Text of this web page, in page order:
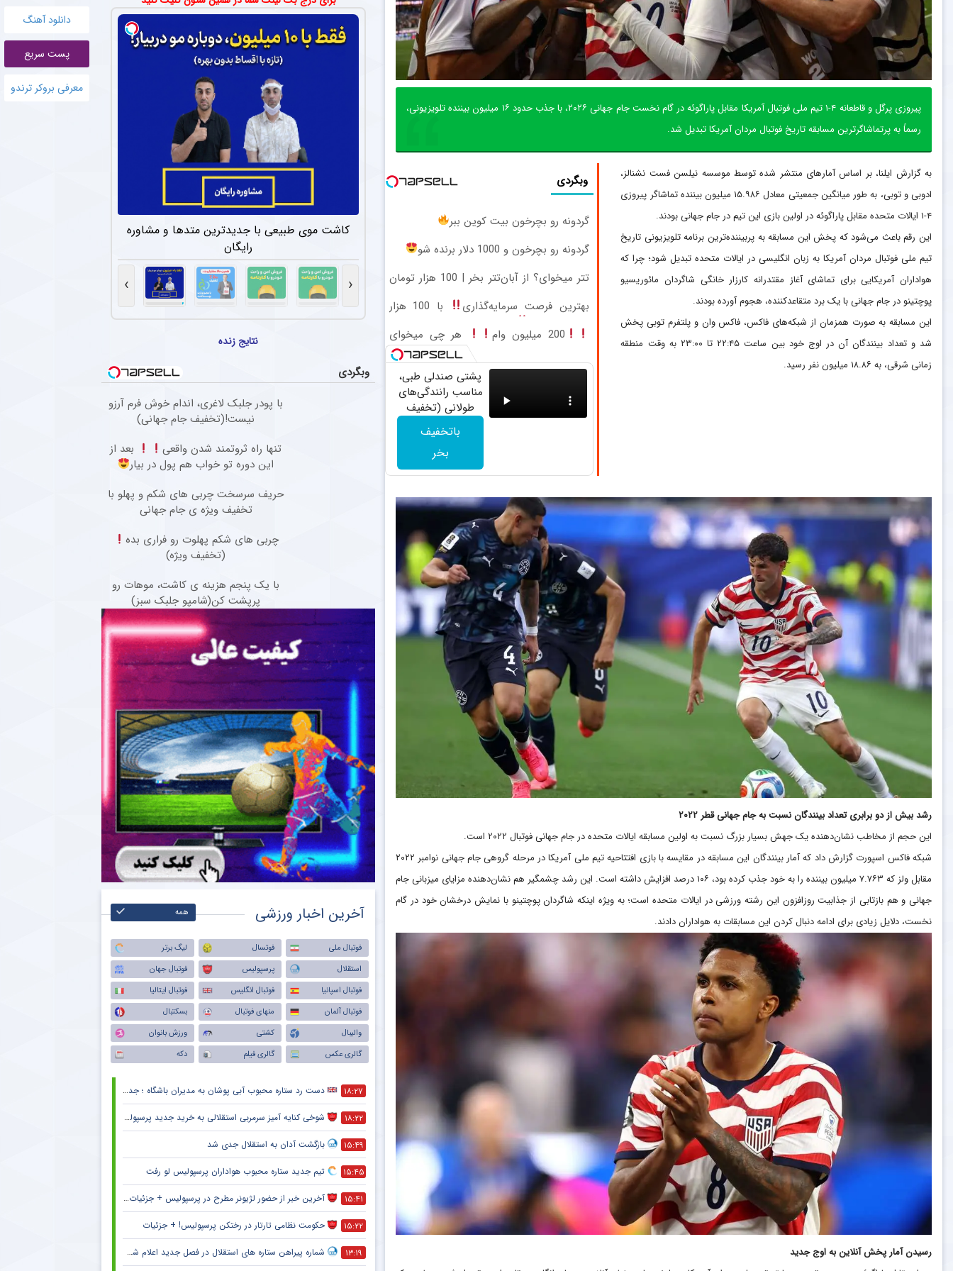
دانلود آهنگ
پست سریع
معرفی بروکر ترندو
پیروزی پرگل و قاطعانه ۴-۱ تیم ملی فوتبال آمریکا مقابل پاراگوئه در گام نخست جام جهانی ۲۰۲۶، با جذب حدود ۱۶ میلیون بیننده تلویزیونی،
رسماً به پرتماشاگرترین مسابقه تاریخ فوتبال مردان آمریکا تبدیل شد.
وبگردی
گردونه رو بچرخون بیت کوین ببر
گردونه رو بچرخون و 1000 دلار برنده شو
تتر میخوای؟ از آبان‌تتر بخر | 100 هزار تومان
بهترین فرصت سرمایه‌گذاری
با 100 هزار
200 میلیون وام
هر چی میخوای
پشتی صندلی طبی،
مناسب رانندگی‌های
طولانی (تخفیف
ویژه تا آخر امشب)
باتخفیف
بخر
به گزارش ایلنا، بر اساس آمارهای منتشر شده توسط موسسه نیلسن فست نشنالز،
ادوبی و توبی، به طور میانگین جمعیتی معادل ۱۵.۹۸۶ میلیون بیننده تماشاگر پیروزی
۴-۱ ایالات متحده مقابل پاراگوئه در اولین بازی این تیم در جام جهانی بودند.
این رقم باعث می‌شود که پخش این مسابقه به پربیننده‌ترین برنامه تلویزیونی تاریخ
تیم ملی فوتبال مردان آمریکا به زبان انگلیسی در ایالات متحده تبدیل شود؛ چرا که
هواداران آمریکایی برای تماشای آغاز مقتدرانه کارزار خانگی شاگردان مائوریسیو
پوچتینو در جام جهانی با یک برد متقاعدکننده، هجوم آورده بودند.
این مسابقه به صورت همزمان از شبکه‌های فاکس، فاکس وان و پلتفرم توبی پخش
شد و تعداد بینندگان آن در اوج خود بین ساعت ۲۲:۴۵ تا ۲۳:۰۰ به وقت منطقه
زمانی شرقی، به ۱۸.۸۶ میلیون نفر رسید.
رشد بیش از دو برابری تعداد بینندگان نسبت به جام جهانی قطر۲۰۲۲
این حجم از مخاطب نشان‌دهنده یک جهش بسیار بزرگ نسبت به اولین مسابقه ایالات متحده در جام جهانی فوتبال ۲۰۲۲ است.
شبکه فاکس اسپورت گزارش داد که آمار بینندگان این مسابقه در مقایسه با بازی افتتاحیه تیم ملی آمریکا در مرحله گروهی جام جهانی نوامبر ۲۰۲۲
مقابل ولز که ۷.۷۶۳ میلیون بیننده را به خود جذب کرده بود، ۱۰۶ درصد افزایش داشته است. این رشد چشمگیر هم نشان‌دهنده مزایای میزبانی جام
جهانی و هم بازتابی از جذابیت روزافزون این رشته ورزشی در ایالات متحده است؛ به ویژه اینکه شاگردان پوچتینو با نمایش درخشان خود در گام
نخست، دلایل زیادی برای ادامه دنبال کردن این مسابقات به هواداران دادند.
رسیدن آمار پخش آنلاین به اوج جدید
کوروش اژدهاکش پدیده ۱۸ ساله آلومینیوم اراک به پرسپولیس پیوست. مدت قرارداد اژدهاکش با پرسپولیس به مدت ۴ سال است.
مذاکرات پرسپولیس با باشگاه‌های لیگ یکی + جزئیات
مدیران پرسپولیس مذاکراتی را با حدود ۵ باشگاه لیگ یکی برای خرید امتیاز و تشکیل تیم «ب» آغاز کرده‌اند.
ستاره جوان لیگ برتر در دوراهی جذاب ؛ سپاهان یا نساجی ؟
مدافع جوان آلومینیوم اراک مورد توجه دو باشگاه سپاهان و نساجی قرار دارد.
شماره پیراهن ستاره های استقلال در فصل جدید اعلام شد + جزئیات
طبق تصاویری که رسانه رسمی استقلالی‌ها منتشر کرده، می‌توان شماره بازیکنان این تیم را در یک فهرست
تلاش پرسپولیس برای جذب ستاره محبوب نساجی
پرسپولیس همچنان برای جذب دانیال ایری از نساجی تلاش می‌کند، اما مخالفت نساجی باعث کاهش
اعلام تیم جدید ستاره محبوب هواداران تیم فوتبال پرسپولیس طی ۴۸ ساعت آینده
مرتضی پورعلی‌گنجی مدافع سابق تیم فوتبال پرسپولیس تصمیم خود را برای ادامه فوتبال در خارج از کشور
اخبار رقابت سخت هافبک‌های پرسپولیس برای ترکیب ثابت
احسان پهلوان وینگر فصل گذشته ذوب آهن، با عقد قراردادی یک ساله به تیم فجر شهیدسپاسی پیوست.
ممانعت باشگاه آلومینیوم از انتقال ستاره جوان خود به تیم‌های مدعی + عکس
سید مهدی مهدوی، مدافع راست جوان آلومینیوم، با وجود درخواست رسمی پرسپولیس، سپاهان و تراکتور، با
کاشت موی طبیعی با جدیدترین متدها و مشاوره
رایگان
‹
›
نتایج زنده
وبگردی
با پودر جلبک لاغری، اندام خوش فرم آرزو
نیست!(تخفیف جام جهانی)
تنها راه ثروتمند شدن واقعی
بعد از
این دوره تو خواب هم پول در بیار
حریف سرسخت چربی های شکم و پهلو با
تخفیف ویژه ی جام جهانی
چربی های شکم پهلوت رو فراری بده
(تخفیف ویژه)
با یک پنجم هزینه ی کاشت، موهات رو
پرپشت کن(شامپو جلبک سبز)
آخرین اخبار ورزشی همه
فوتبال ملی فوتسال
لیگ برتر
استقلال
پرسپولیس
فوتبال جهان
فوتبال اسپانیا
فوتبال انگلیس
فوتبال ایتالیا
فوتبال آلمان
منهای فوتبال
بسکتبال
والیبال
کشتی
ورزش بانوان
گالری عکس
گالری فیلم دکه
۱۸:۲۷ دست رد ستاره محبوب آبی پوشان به مدیران باشگاه ؛ جدایی قطعی است !
۱۸:۲۲ شوخی کنایه آمیز سرمربی استقلالی به خرید جدید پرسپولیس
۱۵:۴۹ بازگشت آدان به استقلال جدی شد
۱۵:۴۵ تیم جدید ستاره محبوب هواداران پرسپولیس لو رفت
۱۵:۴۱ آخرین خبر از حضور لژیونر مطرح در پرسپولیس + جزئیات لو رفته
۱۵:۲۲ حکومت نظامی تارتار در رختکن پرسپولیس! + جزئیات
۱۳:۱۹ شماره پیراهن ستاره های استقلال در فصل جدید اعلام شد + جزئیات